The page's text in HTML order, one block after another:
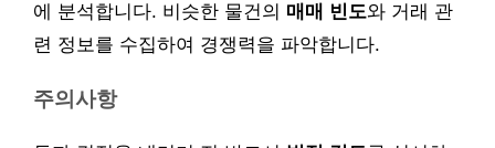
에 분석합니다. 비슷한 물건의 매매 빈도와 거래 관
련 정보를 수집하여 경쟁력을 파악합니다.
주의사항